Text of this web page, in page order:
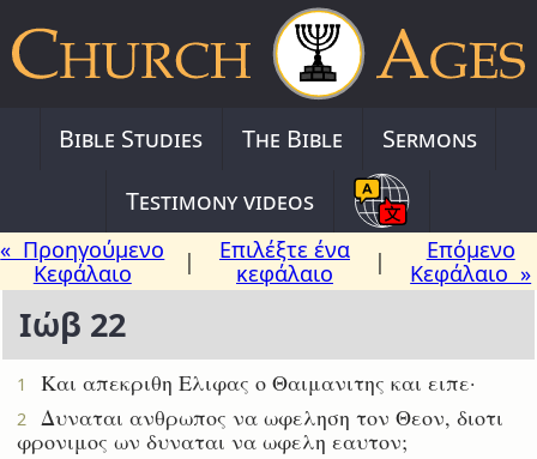
Bible Studies The Bible
Sermons
Testimony videos
« Προηγούμενο
Κεφάλαιο
|
Επιλέξτε ένα
κεφάλαιο
|
Επόμενο
Κεφάλαιο »
Ιώβ 22
1 Και απεκριθη Ελιφας ο Θαιμανιτης και ειπε·
2
Δυναται ανθρωπος να ωφεληση τον Θεον, διοτι
φρονιμος ων δυναται να ωφελη εαυτον;